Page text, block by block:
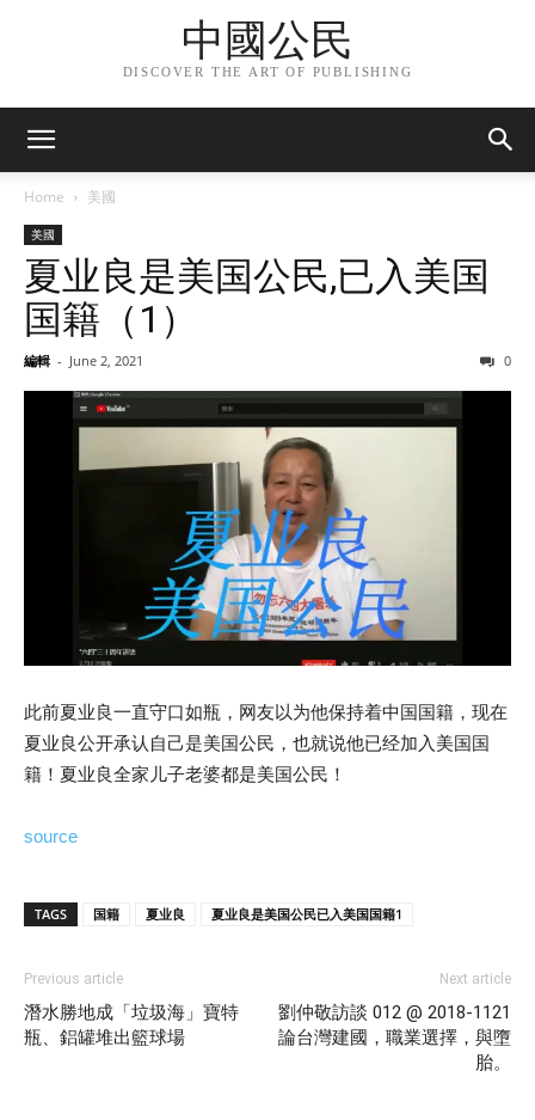
中國公民
DISCOVER THE ART OF PUBLISHING
Home 美國
美國
夏业良是美国公民,已入美国
国籍（1）
編輯 - June 2, 2021 0
此前夏业良一直守口如瓶，网友以为他保持着中国国籍，现在
夏业良公开承认自己是美国公民，也就说他已经加入美国国
籍！夏业良全家儿子老婆都是美国公民！
source
TAGS 国籍 夏业良 夏业良是美国公民已入美国国籍1
Previous article
潛水勝地成「垃圾海」寶特
瓶、鋁罐堆出籃球場
Next article
劉仲敬訪談 012 @ 2018-1121
論台灣建國，職業選擇，與墮
胎。